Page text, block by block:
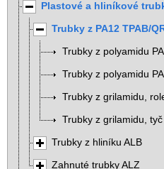
Plastové a hliníkové
Trubky z PA12 TPAB/
Trubky z polyamidu
Trubky z polyamidu
Trubky z grilamidu,
Trubky z grilamidu,
Trubky z hliníku ALB
Zahnuté trubky ALZ